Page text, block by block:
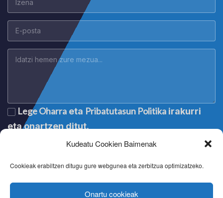
Kudeatu Cookien Baimenak
Cookieak erabiltzen ditugu gure webgunea eta zerbitzua optimizatzeko.
Onartu cookieak
Lege Oharra eta Pribatutasun Politika irakurri
eta onartzen ditut.